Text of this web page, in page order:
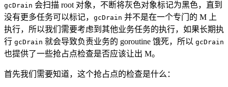
gcDrain 会扫描 root 对象，不断将灰色对象标记为黑色，直到
没有更多任务可以标记， gcDrain 并不是在一个专门的 M 上
执行，所以我们需要考虑到其他业务任务的执行，如果长期执
行 gcDrain 就会导致负责业务的 goroutine 饿死，所以 gcDrain
也提供了一些抢占点检查是否应该让出 M。
首先我们需要知道，这个抢占点的检查是什么：